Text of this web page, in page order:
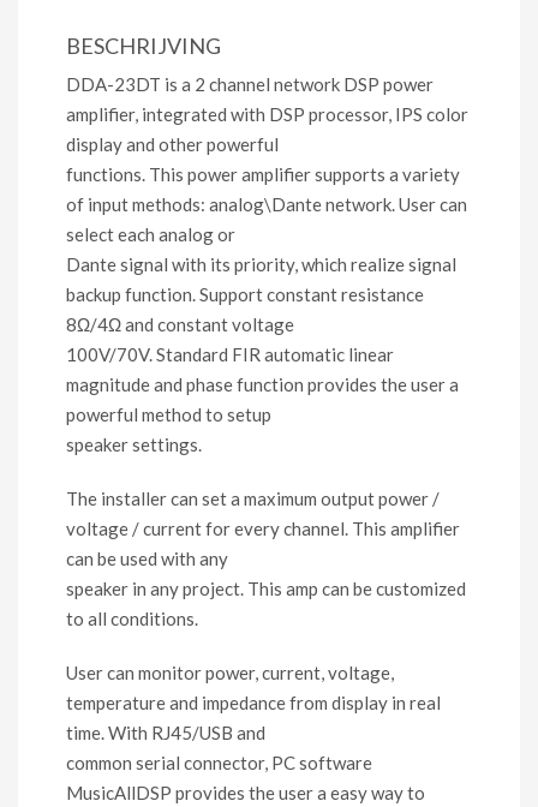
BESCHRIJVING
DDA-23DT is a 2 channel network DSP power
amplifier, integrated with DSP processor, IPS color
display and other powerful
functions. This power amplifier supports a variety
of input methods: analog\Dante network. User can
select each analog or
Dante signal with its priority, which realize signal
backup function. Support constant resistance
8Ω/4Ω and constant voltage
100V/70V. Standard FIR automatic linear
magnitude and phase function provides the user a
powerful method to setup
speaker settings.
The installer can set a maximum output power /
voltage / current for every channel. This amplifier
can be used with any
speaker in any project. This amp can be customized
to all conditions.
User can monitor power, current, voltage,
temperature and impedance from display in real
time. With RJ45/USB and
common serial connector, PC software
MusicAllDSP provides the user a easy way to